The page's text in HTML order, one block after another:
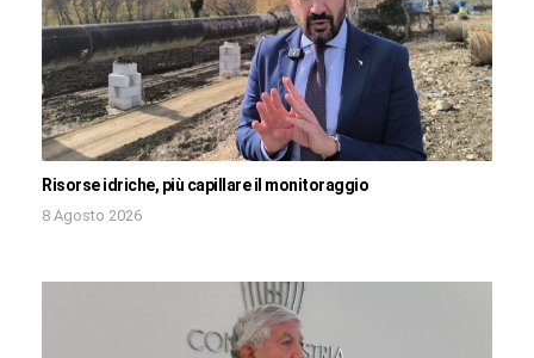
Risorse idriche, più capillare il monitoraggio
8 Agosto 2026